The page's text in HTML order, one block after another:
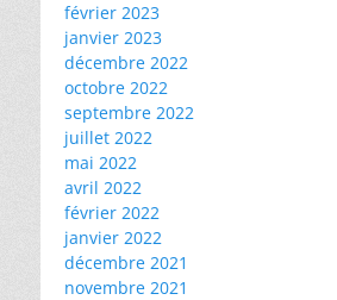
février 2023
janvier 2023
décembre 2022
octobre 2022
septembre 2022
juillet 2022
mai 2022
avril 2022
février 2022
janvier 2022
décembre 2021
novembre 2021